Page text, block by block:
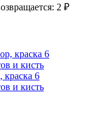
2 ₽
6
и кисть